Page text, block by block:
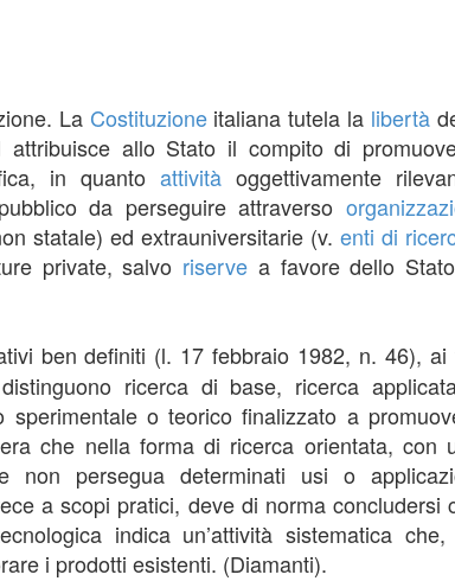
La Costituzioneitaliana tutela la libertà
allo Stato il compito di
in quantoattività oggettivamente
da perseguire attraverso
statale) ed extrauniversitarie (v. enti di
private, salvo riserve a favore dello
ben definiti (l. 17 febbraio 1982, n. 46), ai
ricerca di base, ricerca
o teorico finalizzato a
che nella forma di ricerca orientata, con
non persegua determinati usi o
a scopi pratici, deve di norma concludersi
indica un’attività sistematica
i prodotti esistenti. (Diamanti).